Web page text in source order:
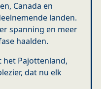
Canada en
landen.
spanning en meer
haalden.
het Pajottenland,
dat nu elk